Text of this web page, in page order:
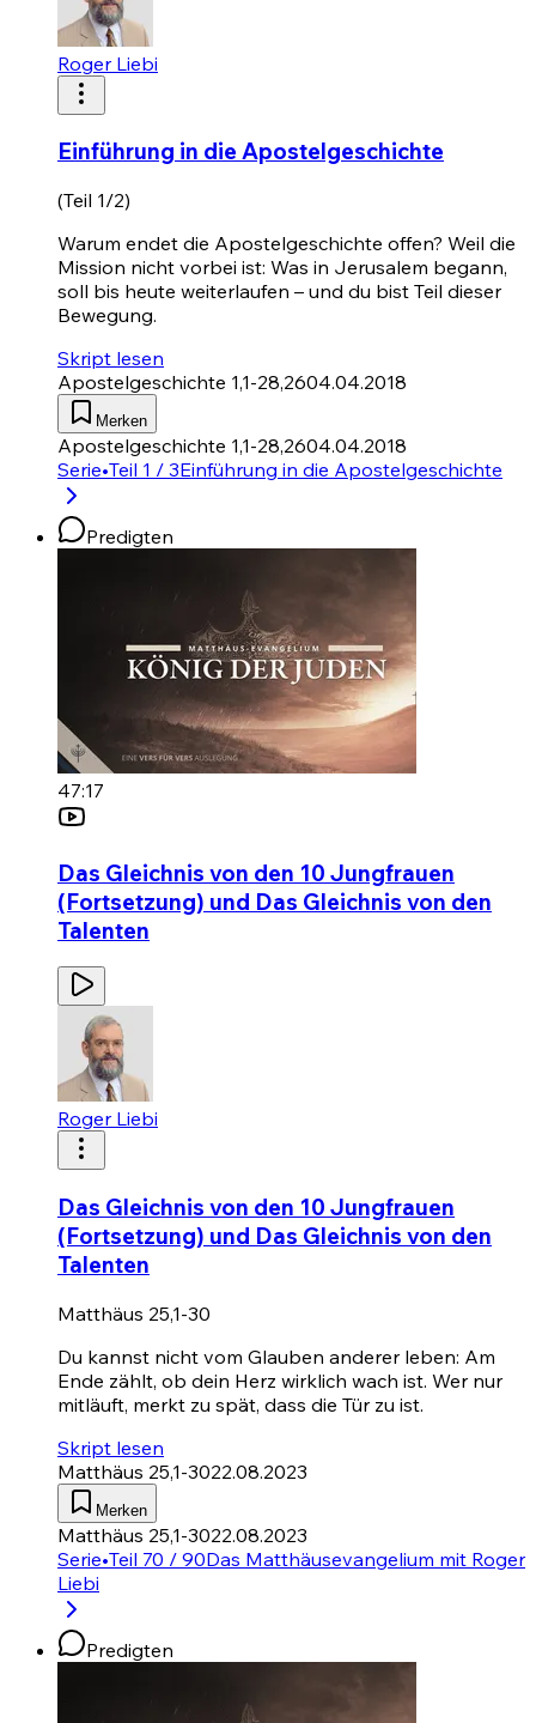
Roger Liebi
Einführung in die Apostelgeschichte
(Teil 1/2)
Warum endet die Apostelgeschichte offen? Weil die
Mission nicht vorbei ist: Was in Jerusalem begann,
soll bis heute weiterlaufen – und du bist Teil dieser
Bewegung.
Skript lesen
Apostelgeschichte 1,1-28,2604.04.2018
Merken
Apostelgeschichte 1,1-28,2604.04.2018
Serie•Teil 1 / 3Einführung in die Apostelgeschichte
Predigten
47:17
Das Gleichnis von den 10 Jungfrauen
(Fortsetzung) und Das Gleichnis von den
Talenten
Roger Liebi
Das Gleichnis von den 10 Jungfrauen
(Fortsetzung) und Das Gleichnis von den
Talenten
Matthäus 25,1-30
Du kannst nicht vom Glauben anderer leben: Am
Ende zählt, ob dein Herz wirklich wach ist. Wer nur
mitläuft, merkt zu spät, dass die Tür zu ist.
Skript lesen
Matthäus 25,1-3022.08.2023
Merken
Matthäus 25,1-3022.08.2023
Serie•Teil 70 / 90Das Matthäusevangelium mit Roger
Liebi
Predigten